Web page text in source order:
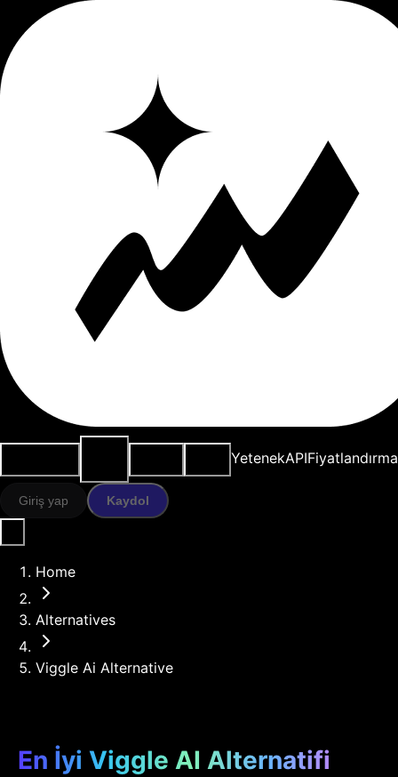
YetenekAPIFiyatlandırma
Giriş yap Kaydol
Home
Alternatives
Viggle Ai Alternative
En İyi Viggle AI Alternatifi